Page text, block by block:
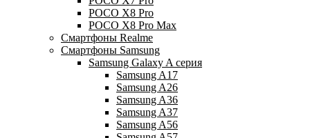
POCO X8 Pro
POCO X8 Pro Max
Смартфоны Realme
Смартфоны Samsung
Samsung Galaxy A серия
Samsung A17
Samsung A26
Samsung A36
Samsung A37
Samsung A56